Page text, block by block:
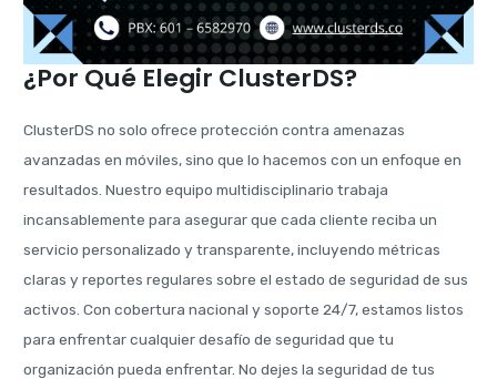
¿Por Qué Elegir ClusterDS?
ClusterDS no solo ofrece protección contra amenazas
avanzadas en móviles, sino que lo hacemos con un enfoque en
resultados. Nuestro equipo multidisciplinario trabaja
incansablemente para asegurar que cada cliente reciba un
servicio personalizado y transparente, incluyendo métricas
claras y reportes regulares sobre el estado de seguridad de sus
activos. Con cobertura nacional y soporte 24/7, estamos listos
para enfrentar cualquier desafío de seguridad que tu
organización pueda enfrentar. No dejes la seguridad de tus